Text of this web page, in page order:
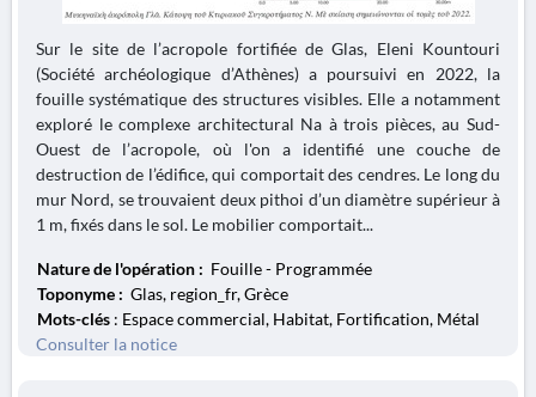
Sur le site de l’acropole fortifiée de Glas, Eleni Kountouri
(Société archéologique d’Athènes) a poursuivi en 2022, la
fouille systématique des structures visibles. Elle a notamment
exploré le complexe architectural Na à trois pièces, au Sud-
Ouest de l’acropole, où l'on a identifié une couche de
destruction de l’édifice, qui comportait des cendres. Le long du
mur Nord, se trouvaient deux pithoi d’un diamètre supérieur à
1 m, fixés dans le sol. Le mobilier comportait...
Nature de l'opération : Fouille - Programmée
Toponyme : Glas, region_fr, Grèce
Mots-clés : Espace commercial, Habitat, Fortification, Métal
Consulter la notice